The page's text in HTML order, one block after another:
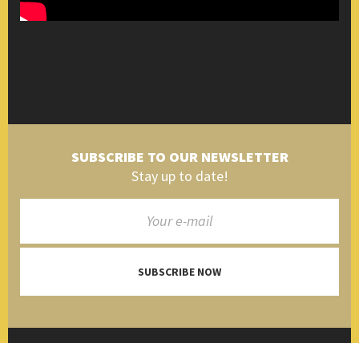
SUBSCRIBE TO OUR NEWSLETTER
Stay up to date!
SUBSCRIBE NOW